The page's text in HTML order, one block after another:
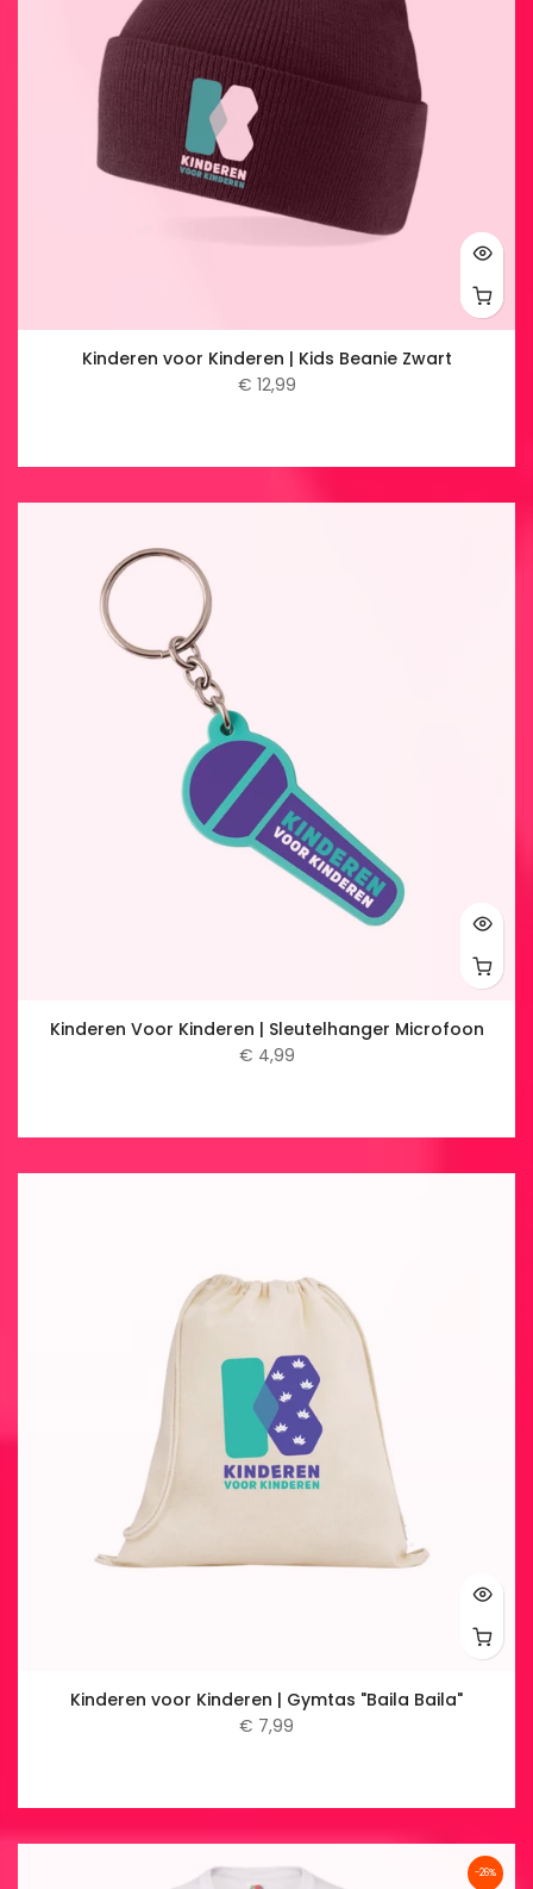
Kinderen voor Kinderen | Kids Beanie Zwart
€ 12,99
Kinderen Voor Kinderen | Sleutelhanger Microfoon
€ 4,99
Kinderen voor Kinderen | Gymtas "Baila Baila"
€ 7,99
-26%